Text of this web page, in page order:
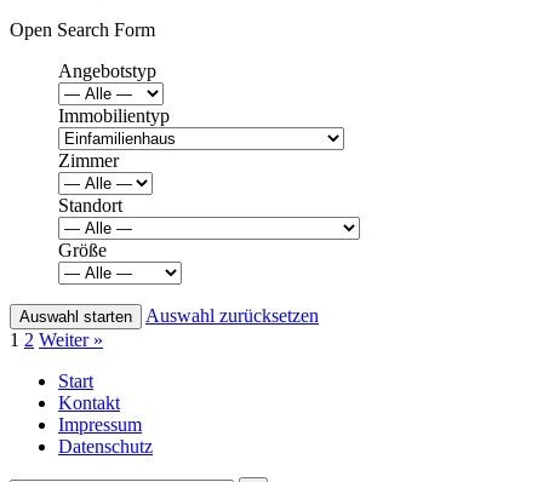
Open Search Form
Angebotstyp
Immobilientyp
Zimmer
Standort
Größe
Auswahl zurücksetzen
1 2 Weiter »
Start
Kontakt
Impressum
Datenschutz